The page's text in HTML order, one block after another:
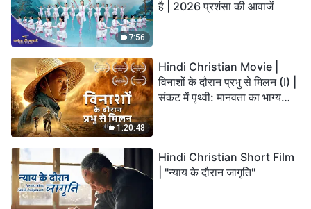
7:56
है | 2026 प्रशंसा की आवाजें
1:20:48
Hindi Christian Movie |
विनाशों के दौरान प्रभु से मिलन (I) |
संकट में पृथ्वी: मानवता का भाग्य
Hindi Christian Short Film
| "न्याय के दौरान जागृति"